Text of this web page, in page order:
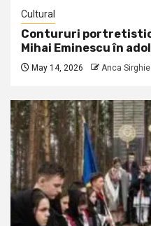
Cultural
Contururi
Mihai Eminescu în
May 14, 2026 Anca Sirghie